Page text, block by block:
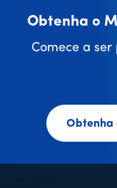
Obtenha o
Comece a
Obtenha